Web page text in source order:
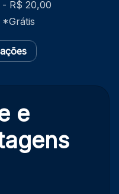
- R$ 20,00
*Grátis
e